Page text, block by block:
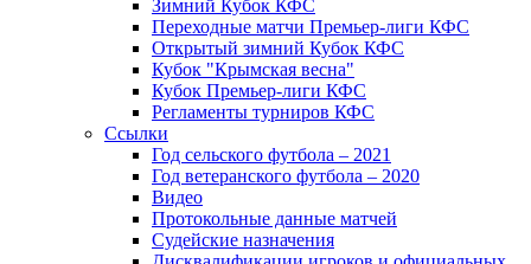
Зимний Кубок КФС
Переходные матчи Премьер-лиги КФС
Открытый зимний Кубок КФС
Кубок "Крымская весна"
Кубок Премьер-лиги КФС
Регламенты турниров КФС
Ссылки
Год сельского футбола – 2021
Год ветеранского футбола – 2020
Видео
Протокольные данные матчей
Судейские назначения